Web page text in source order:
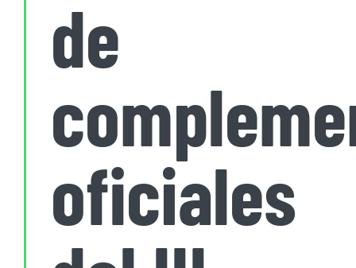
de
oficiales